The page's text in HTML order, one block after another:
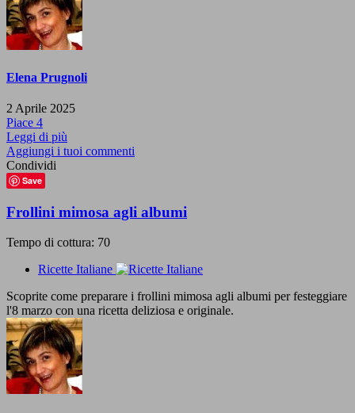
Elena Prugnoli
2 Aprile 2025
Piace 4
Leggi di più
Aggiungi i tuoi commenti
Condividi
Save
Frollini mimosa agli albumi
Tempo di cottura: 70
Ricette Italiane
Scoprite come preparare i frollini mimosa agli albumi per festeggiare
l'8 marzo con una ricetta deliziosa e originale.